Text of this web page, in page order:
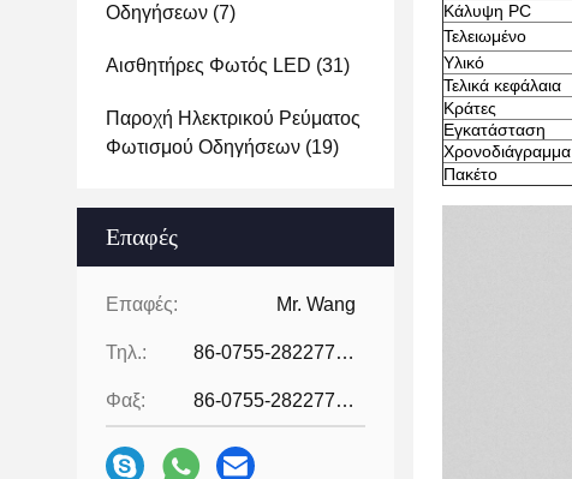
Οδηγήσεων (7)
Αισθητήρες Φωτός LED (31)
Παροχή Ηλεκτρικού Ρεύματος
Φωτισμού Οδηγήσεων (19)
Επαφές
Επαφές: Mr. Wang
Τηλ.: 86-0755-28227709
Φαξ: 86-0755-28227709
Κάλυψη PC
Τελειωμένο
Υλικό
Τελικά κεφάλαια
Κράτες
Εγκατάσταση
Χρονοδιάγραμμα
Πακέτο